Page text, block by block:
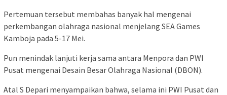
Pertemuan tersebut membahas banyak hal mengenai
perkembangan olahraga nasional menjelang SEA Games
Kamboja pada 5-17 Mei.
Pun menindak lanjuti kerja sama antara Menpora dan PWI
Pusat mengenai Desain Besar Olahraga Nasional (DBON).
Atal S Depari menyampaikan bahwa, selama ini PWI Pusat dan